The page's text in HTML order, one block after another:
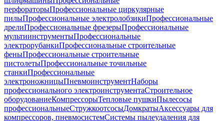
перфораторыПрофессиональные циркулярные
пилыПрофессиональные электролобзикиПрофессиональные
дрелиПрофессиональные фрезерыПрофессиональные
мультиинструментыПрофессиональные
электрорубанкиПрофессиональные строительные
феныПрофессиональные строительные
пистолетыПрофессиональные точильные
станкиПрофессиональные
электроножницыПневмоинструментНаборы
профессионального электроинструментаСтроительное
оборудованиеКомпрессорыТепловые пушкиПылесосы
профессиональныеСтружкоотсосыДомкратыАксессуары для
компрессоров, пневмосистемСистемы пылеудаления для